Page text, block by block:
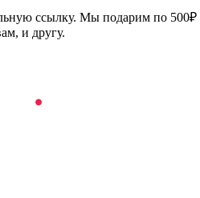
ссылку. Мы подарим по 500₽
и другу.